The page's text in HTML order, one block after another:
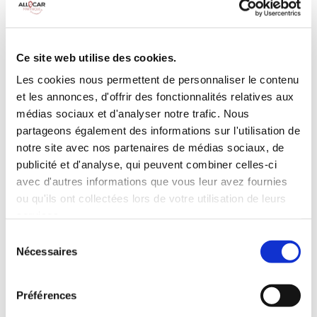
Ce site web utilise des cookies.
Les cookies nous permettent de personnaliser le contenu
et les annonces, d'offrir des fonctionnalités relatives aux
médias sociaux et d'analyser notre trafic. Nous
partageons également des informations sur l'utilisation de
notre site avec nos partenaires de médias sociaux, de
publicité et d'analyse, qui peuvent combiner celles-ci
avec d'autres informations que vous leur avez fournies
ou qu'ils ont collectées lors de votre utilisation de leurs
Nécessaires
Préférences
Galerie de toit Habillage Bois
Camera de recul
Cloison de
INCLUS À LA LOCATION
Killométrage illimité
Assurance tous risques (hors franchise)
Carburant : plein à rendre plein
CONDITIONS DE LOCATION
Age minimum :20 ans